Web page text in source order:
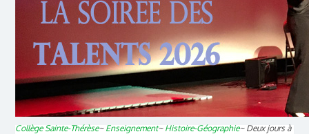
Collège Sainte-Thérèse~ Enseignement~ Histoire-Géographie~ Deux jours à